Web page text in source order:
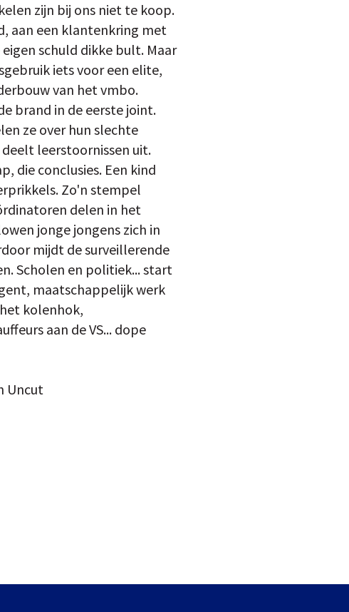
zijn bij ons niet te koop.
aan een klantenkring met
schuld dikke bult. Maar
iets voor een elite,
van het vmbo.
brand in de eerste joint.
ze over hun slechte
leerstoornissen uit.
die conclusies. Een kind
Zo'n stempel
delen in het
jonge jongens zich in
mijdt de surveillerende
Scholen en politiek... start
maatschappelijk werk
kolenhok,
aan de VS... dope
Uncut